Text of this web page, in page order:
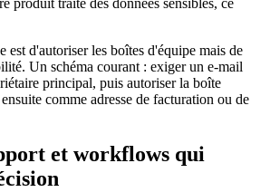
produit traite des données sensibles, ce
est d'autoriser les boîtes d'équipe mais de
Un schéma courant : exiger un e-mail
principal, puis autoriser la boîte
comme adresse de facturation ou de
et workflows qui